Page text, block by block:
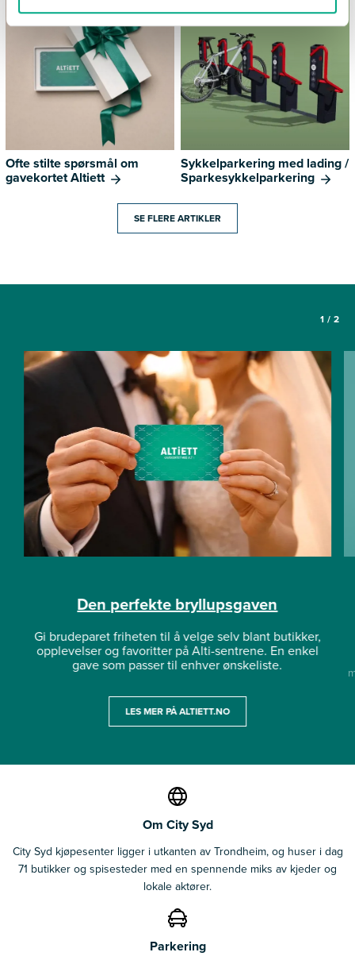
Ofte stilte spørsmål om
gavekortet Altiett
Sykkelparkering med lading /
Sparkesykkelparkering
SE FLERE ARTIKLER
1 / 2
Den perfekte bryllupsgaven
Gi brudeparet friheten til å velge selv blant butikker,
opplevelser og favoritter på Alti-sentrene. En enkel
gave som passer til enhver ønskeliste.
LES MER PÅ ALTIETT.NO
Om City Syd
City Syd kjøpesenter ligger i utkanten av Trondheim, og huser i dag
71 butikker og spisesteder med en spennende miks av kjeder og
lokale aktører.
Parkering